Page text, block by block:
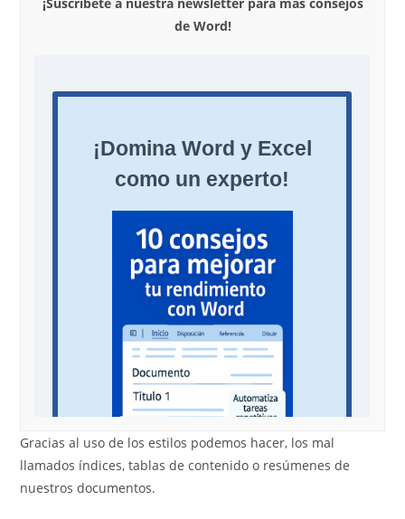
de Word!
Gracias al uso de los estilos podemos hacer, los mal
llamados índices, tablas de contenido o resúmenes de
nuestros documentos.